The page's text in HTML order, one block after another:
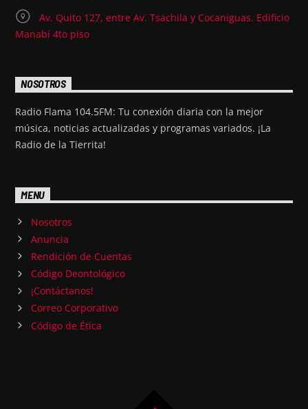
Av. Quito 127, entre Av. Tsachila y Cocaniguas. Edificio
Manabí 4to piso
NOSOTROS
Radio Flama 104.5FM: Tu conexión diaria con la mejor
música, noticias actualizadas y programas variados. ¡La
Radio de la Tierrita!
MENU
Nosotros
Anuncia
Rendición de Cuentas
Código Deontológico
¡Contáctanos!
Correo Corporativo
Código de Ética